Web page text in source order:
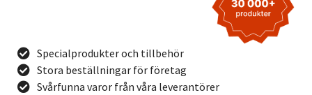
ToughStripe Golvtejp
75mm SVART
1.090,00 Exkl. moms
ToughStripe Golvtejp
75mm BRUN
1.042,00
Specialprodukter och tillbehör
Stora beställningar för företag
Svårfunna varor från våra leverantörer